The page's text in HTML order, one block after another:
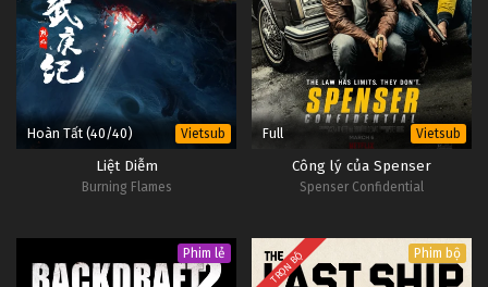
Hoàn Tất (40/40) Vietsub
Liệt Diễm
Burning Flames
Full Vietsub
Công lý của Spenser
Spenser Confidential
Phim lẻ TRỌN BỘ Phim bộ